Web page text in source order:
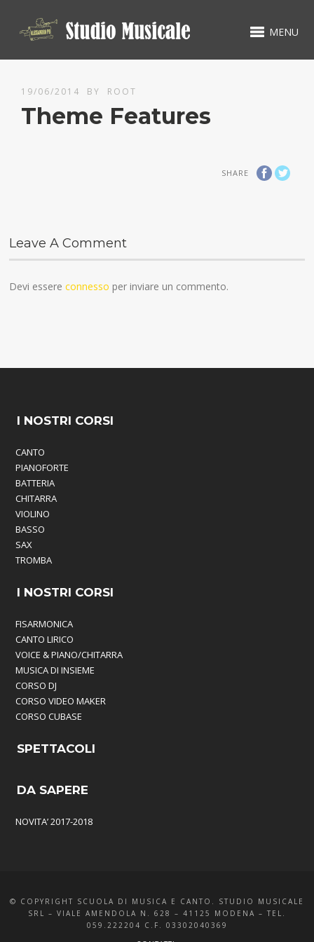
MENU
19/06/2014 BY ROOT
Theme Features
SHARE
Leave A Comment
Devi essereconnesso per inviare un commento.
I NOSTRI CORSI
CANTO
PIANOFORTE
BATTERIA
CHITARRA
VIOLINO
BASSO
SAX
TROMBA
I NOSTRI CORSI
FISARMONICA
CANTO LIRICO
VOICE & PIANO/CHITARRA
MUSICA DI INSIEME
CORSO DJ
CORSO VIDEO MAKER
CORSO CUBASE
SPETTACOLI
DA SAPERE
NOVITA’ 2017-2018
© COPYRIGHT SCUOLA DI MUSICA E CANTO. STUDIO MUSICALE
SRL – VIALE AMENDOLA N. 628 – 41125 MODENA – TEL.
059.222204 C.F. 03302040369